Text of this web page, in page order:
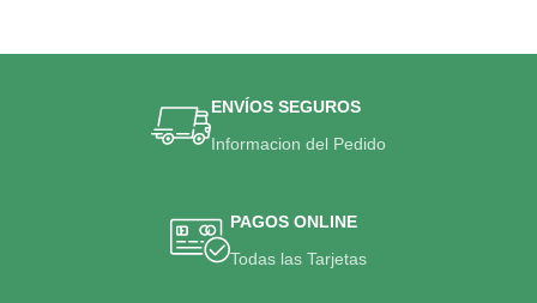
ENVÍOS SEGUROS
Informacion del Pedido
PAGOS ONLINE
Todas las Tarjetas